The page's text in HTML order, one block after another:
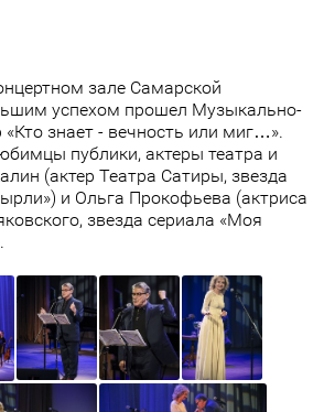
зале Самарской
успехом прошел Музыкально-
«Кто знает - вечность или миг…».
публики, актеры театра и
(актер Театра Сатиры, звезда
и Ольга Прокофьева (актриса
звезда сериала «Моя